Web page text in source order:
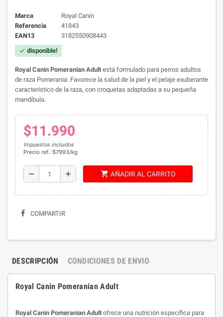
Marca
Royal Canin
Referencia
41843
EAN13
3182550908443
check disponible!
Royal Canin Pomeranian Adult está formulado para perros adultos
de raza Pomerania. Favorece la salud de la piel y el pelaje exuberante
característico de la raza, con croquetas adaptadas a su pequeña
mandíbula.
$11.990
Impuestos incluidos
Precio ref.: $7993/kg
remove add shopping_cart AÑADIR AL CARRITO
COMPARTIR
DESCRIPCIÓN CONDICIONES DE ENVIO
Royal Canin Pomeranian Adult
Royal Canin Pomeranian Adult ofrece una nutrición específica para